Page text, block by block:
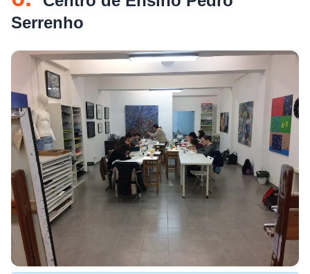
Serrenho